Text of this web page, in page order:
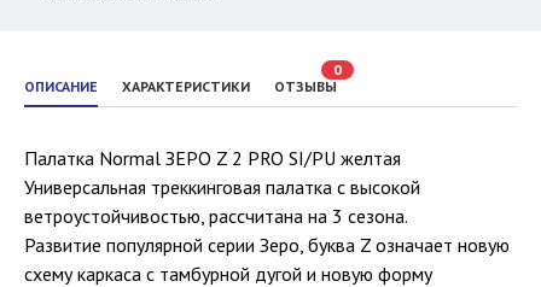
ОПИСАНИЕ ХАРАКТЕРИСТИКИ ОТЗЫВЫ
0
Палатка Normal ЗЕРО Z 2 PRO SI/PU желтая
Универсальная треккинговая палатка с высокой
ветроустойчивостью, рассчитана на 3 сезона.
Развитие популярной серии Зеро, буква Z означает новую
схему каркаса с тамбурной дугой и новую форму